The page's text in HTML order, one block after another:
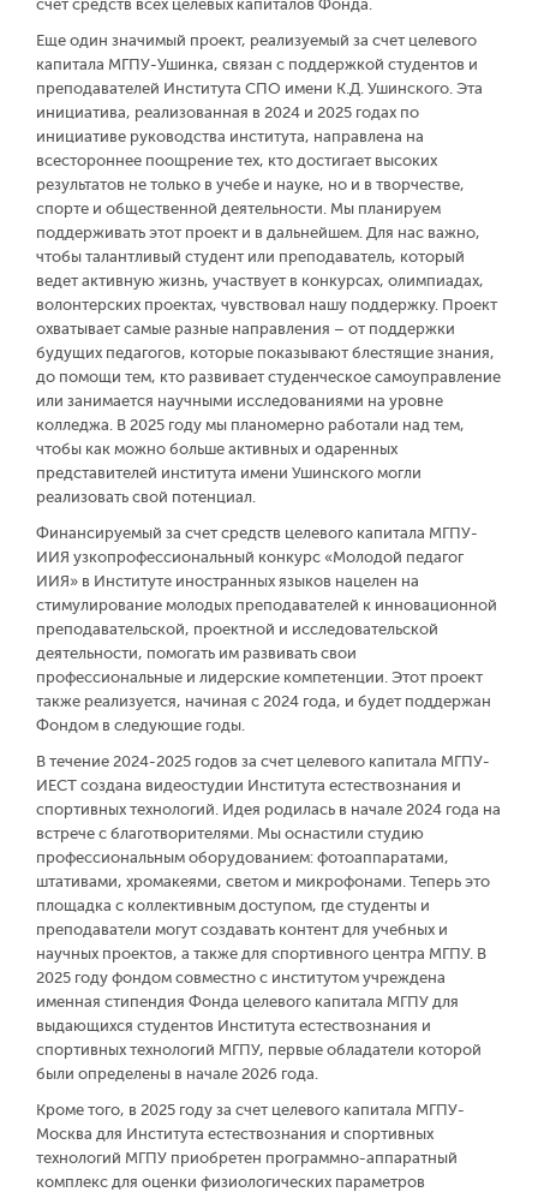
счет средств всех целевых капиталов Фонда.
Еще один значимый проект, реализуемый за счет целевого
капитала МГПУ-Ушинка, связан с поддержкой студентов и
преподавателей Института СПО имени К.Д. Ушинского. Эта
инициатива, реализованная в 2024 и 2025 годах по
инициативе руководства института, направлена на
всестороннее поощрение тех, кто достигает высоких
результатов не только в учебе и науке, но и в творчестве,
спорте и общественной деятельности. Мы планируем
поддерживать этот проект и в дальнейшем. Для нас важно,
чтобы талантливый студент или преподаватель, который
ведет активную жизнь, участвует в конкурсах, олимпиадах,
волонтерских проектах, чувствовал нашу поддержку. Проект
охватывает самые разные направления – от поддержки
будущих педагогов, которые показывают блестящие знания,
до помощи тем, кто развивает студенческое самоуправление
или занимается научными исследованиями на уровне
колледжа. В 2025 году мы планомерно работали над тем,
чтобы как можно больше активных и одаренных
представителей института имени Ушинского могли
реализовать свой потенциал.
Финансируемый за счет средств целевого капитала МГПУ-
ИИЯ узкопрофессиональный конкурс «Молодой педагог
ИИЯ» в Институте иностранных языков нацелен на
стимулирование молодых преподавателей к инновационной
преподавательской, проектной и исследовательской
деятельности, помогать им развивать свои
профессиональные и лидерские компетенции. Этот проект
также реализуется, начиная с 2024 года, и будет поддержан
Фондом в следующие годы.
В течение 2024-2025 годов за счет целевого капитала МГПУ-
ИЕСТ создана видеостудии Института естествознания и
спортивных технологий. Идея родилась в начале 2024 года на
встрече с благотворителями. Мы оснастили студию
профессиональным оборудованием: фотоаппаратами,
штативами, хромакеями, светом и микрофонами. Теперь это
площадка с коллективным доступом, где студенты и
преподаватели могут создавать контент для учебных и
научных проектов, а также для спортивного центра МГПУ. В
2025 году фондом совместно с институтом учреждена
именная стипендия Фонда целевого капитала МГПУ для
выдающихся студентов Института естествознания и
спортивных технологий МГПУ, первые обладатели которой
были определены в начале 2026 года.
Кроме того, в 2025 году за счет целевого капитала МГПУ-
Москва для Института естествознания и спортивных
технологий МГПУ приобретен программно-аппаратный
комплекс для оценки физиологических параметров